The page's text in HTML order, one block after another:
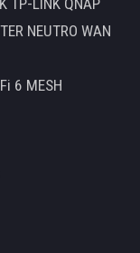
NEUTRO WAN
6 MESH